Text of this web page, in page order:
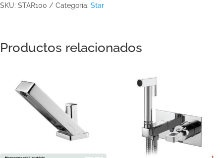
SKU: STAR100 Categoría: Star
Productos relacionados